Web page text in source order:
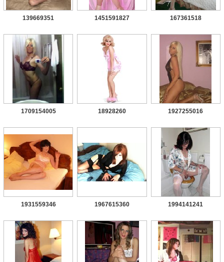
139669351 1451591827 167361518
1709154005 18928260 1927255016
1931559346 1967615360 1994141241